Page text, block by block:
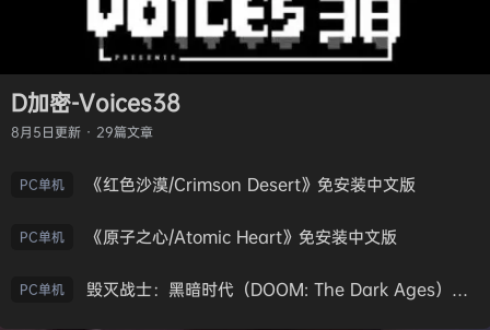
D加密-Voices38
8月5日更新 · 29篇文章
PC单机 《红色沙漠/Crimson Desert》免安装中文版
PC单机 《原子之心/Atomic Heart》免安装中文版
PC单机 毁灭战士：黑暗时代（DOOM: The Dark Ages）免安装中文版